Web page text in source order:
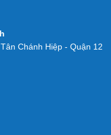
Chánh Hiệp - Quận 12